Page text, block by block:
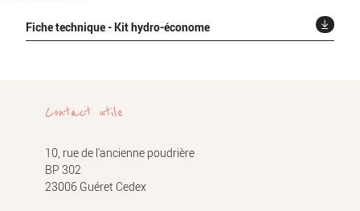
Fiche technique - Kit hydro-économe
Contact utile
10, rue de l'ancienne poudrière
BP 302
23006 Guéret Cedex